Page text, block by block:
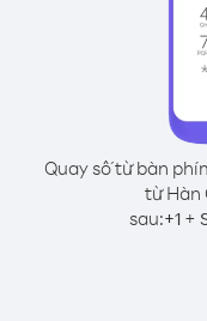
Quay số từ bàn
từ Hàn
sau:+1 +